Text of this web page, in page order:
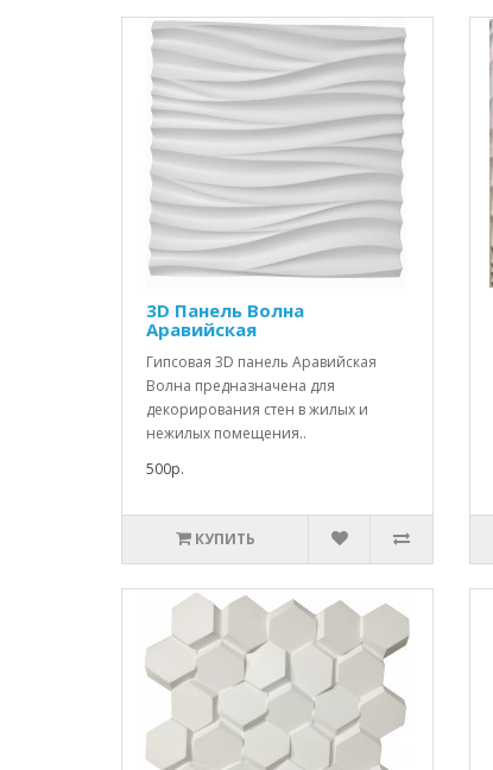
3D Панель Волна
Аравийская
Гипсовая 3D панель Аравийская
Волна предназначена для
декорирования стен в жилых и
нежилых помещения..
500р.
КУПИТЬ